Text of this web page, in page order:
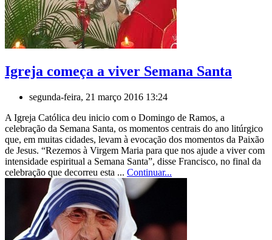
Igreja começa a viver Semana Santa
segunda-feira, 21 março 2016 13:24
A Igreja Católica deu inicio com o Domingo de Ramos, a
celebração da Semana Santa, os momentos centrais do ano litúrgico
que, em muitas cidades, levam à evocação dos momentos da Paixão
de Jesus. “Rezemos à Virgem Maria para que nos ajude a viver com
intensidade espiritual a Semana Santa”, disse Francisco, no final da
celebração que decorreu esta ... Continuar...